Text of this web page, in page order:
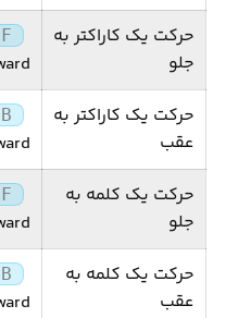
حرکت یک کاراکتر به
جلو
حرکت یک کاراکتر به
عقب
حرکت یک کلمه به
جلو
حرکت یک کلمه به
عقب